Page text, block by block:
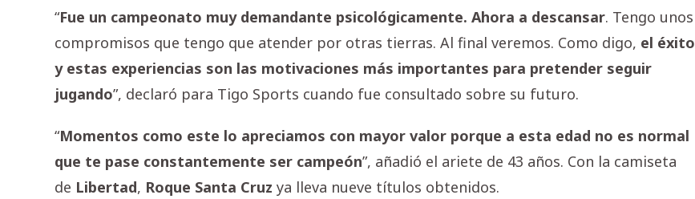
“Fue un campeonato muy demandante psicológicamente. Ahora a descansar. Tengo unos
compromisos que tengo que atender por otras tierras. Al final veremos. Como digo, el éxito
y estas experiencias son las motivaciones más importantes para pretender seguir
jugando”, declaró para Tigo Sports cuando fue consultado sobre su futuro.
“Momentos como este lo apreciamos con mayor valor porque a esta edad no es normal
que te pase constantemente ser campeón”, añadió el ariete de 43 años. Con la camiseta
de Libertad, Roque Santa Cruz ya lleva nueve títulos obtenidos.